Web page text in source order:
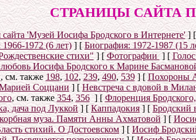
СТРАНИЦЫ САЙТА
сайта 'Музей Иосифа Бродского в Интернете']
1972 (6 лет)] [Биография: 1972-1987 (15
стихи" ] [Фотографии] [
любовь Иосифа Бродского к Марине
, см. также 198,102,239,490,539] [Похороны
Марией Соццани] [Невстреча с вдовой в
, см. также354, 356] [Флоренция
дача под Луккой] [Каппадокия] [Бродский
муза. Памяти Анны Ахматовой] [
стихий. О Достоевском] [Иосиф